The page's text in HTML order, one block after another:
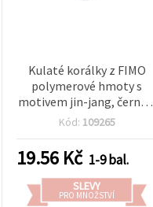
Kulaté korálky z FIMO
polymerové hmoty s
motivem jin-jang, černá a
bílá, 9x4 mm, otvor 2 mm,
Kód: 109265
19.56 Kč 1-9 bal.
SLEVY
PRO MNOŽSTVÍ